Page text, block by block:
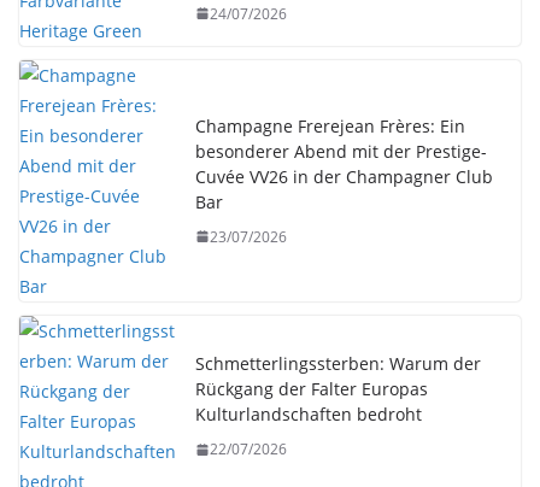
24/07/2026
Champagne Frerejean Frères: Ein
besonderer Abend mit der Prestige-
Cuvée VV26 in der Champagner Club
Bar
23/07/2026
Schmetterlingssterben: Warum der
Rückgang der Falter Europas
Kulturlandschaften bedroht
22/07/2026